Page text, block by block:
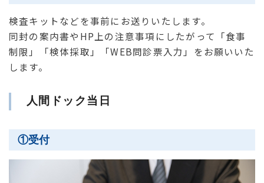
検査キットなどを事前にお送りいたします。
同封の案内書やHP上の注意事項にしたがって「食事
制限」「検体採取」「WEB問診票入力」をお願いいた
します。
人間ドック当日
①受付